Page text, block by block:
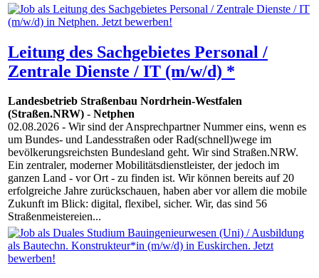
Leitung des Sachgebietes Personal /
Zentrale Dienste / IT (m/w/d) *
Landesbetrieb Straßenbau Nordrhein-Westfalen
(Straßen.NRW) - Netphen
02.08.2026 - Wir sind der Ansprechpartner Nummer eins, wenn es
um Bundes- und Landesstraßen oder Rad(schnell)wege im
bevölkerungsreichsten Bundesland geht. Wir sind Straßen.NRW.
Ein zentraler, moderner Mobilitätsdienstleister, der jedoch im
ganzen Land - vor Ort - zu finden ist. Wir können bereits auf 20
erfolgreiche Jahre zurückschauen, haben aber vor allem die mobile
Zukunft im Blick: digital, flexibel, sicher. Wir, das sind 56
Straßenmeistereien...